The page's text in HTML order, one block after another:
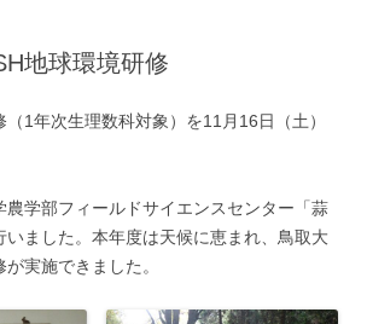
地球環境研修
1年次生理数科対象）を11月16日（土）
学部フィールドサイエンスセンター「蒜
いました。本年度は天候に恵まれ、鳥取大
実施できました。